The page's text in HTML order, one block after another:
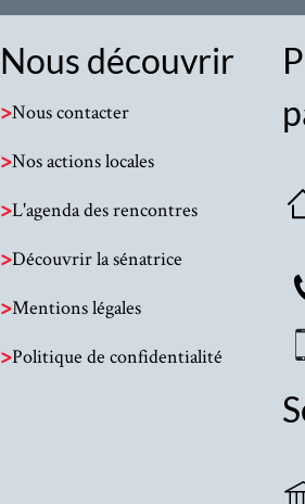
Nous découvrir
>Nous contacter
>Nos actions locales
>L'agenda des rencontres
>Découvrir la sénatrice
>Mentions légales
>Politique de confidentialité